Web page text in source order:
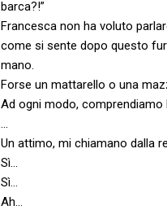
barca?!”
Francesca non ha voluto
come si sente dopo questo
mano.
Forse un mattarello o una
Ad ogni modo, comprendiamo
…
Un attimo, mi chiamano dalla
Sì…
Sì…
Ah…